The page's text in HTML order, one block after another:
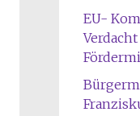
EU-